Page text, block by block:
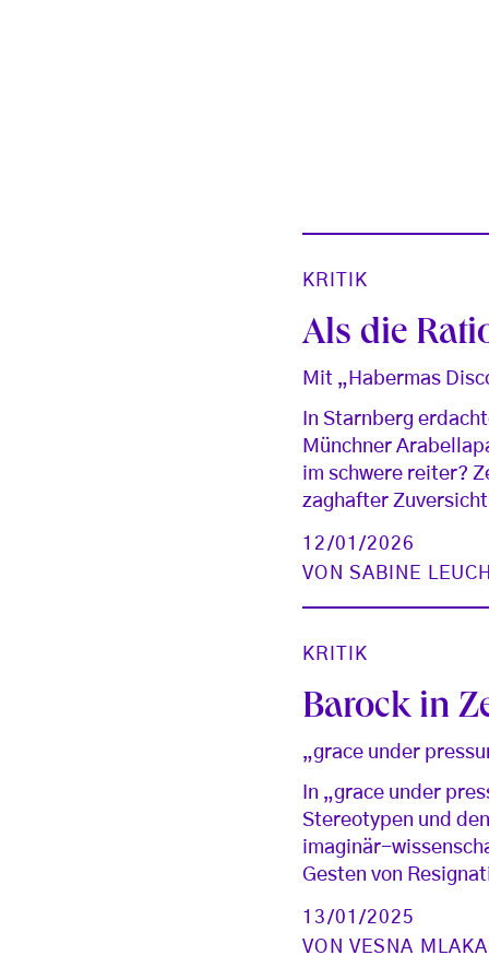
KRITIK
Als die
Mit „Habermas
In Starnberg
Münchner
im schwere reiter?
zaghafter
12/01/2026
VON SABINE
KRITIK
Barock in
„grace under
In „grace under
Stereotypen und
imaginär-
Gesten von
13/01/2025
VON VESNA